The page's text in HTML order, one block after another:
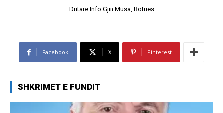
Dritare.Info Gjin Musa, Botues
Facebook X Pinterest
SHKRIMET E FUNDIT